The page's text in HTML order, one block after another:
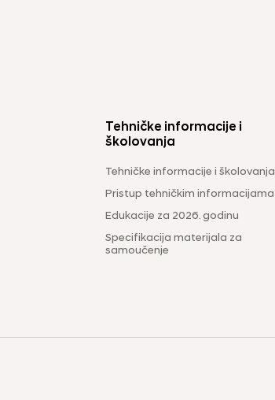
Tehničke informacije i
školovanja
Tehničke informacije i školovanja
Pristup tehničkim informacijama
Edukacije za 2026. godinu
Specifikacija materijala za
samoučenje